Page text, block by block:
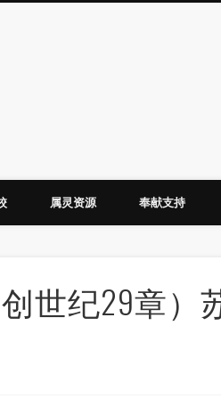
属灵资源 奉献支持
世纪29章）